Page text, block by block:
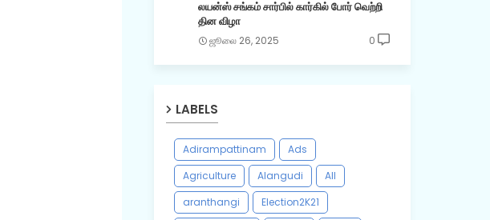
லயன்ஸ் சங்கம் சார்பில் கார்கில் போர் வெற்றி
தின விழா
ஜூலை 26, 2025 0
LABELS
Adirampattinam
Ads
Agriculture
Alangudi
All
aranthangi
Election2K21